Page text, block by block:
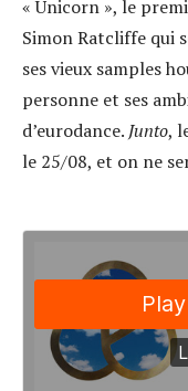
« Unicorn », le
Simon Ratcliffe qui
ses vieux samples
personne et ses
d’eurodance. Junto,
le 25/08, et on ne